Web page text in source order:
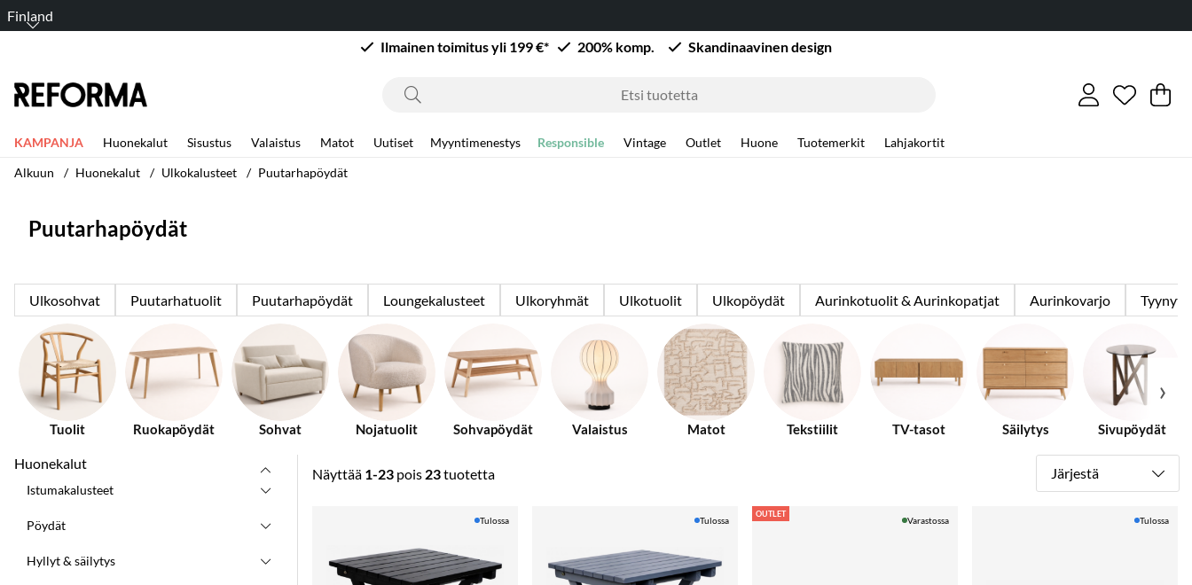
Finland
Ilmainen toimitus yli 199 €*
200% komp. Skandinaavinen design
. .
KAMPANJA Huonekalut Sisustus Valaistus Matot Uutiset Myyntimenestys Responsible Vintage Outlet Huone Tuotemerkit
Lahjakortit
Alkuun
Huonekalut Ulkokalusteet Puutarhapöydät
Puutarhapöydät
Ulkosohvat Puutarhatuolit Puutarhapöydät Loungekalusteet Ulkoryhmät Ulkotuolit Ulkopöydät Aurinkotuolit & Aurinkopatjat Aurinkovarjo Tyynyt
Tuolit Ruokapöydät Sohvat Nojatuolit Sohvapöydät Valaistus Matot Tekstiilit TV-tasot Säilytys Sivupöydät
Huonekalut
Istumakalusteet
Pöydät
Hyllyt & säilytys
Näyttää 1-23 pois 23tuotetta Järjestä
Tulossa Tulossa
OUTLET
Varastossa Tulossa